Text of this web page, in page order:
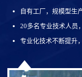
自有工厂，规模型生
20多名专业技术人员
专业化技术不断提升